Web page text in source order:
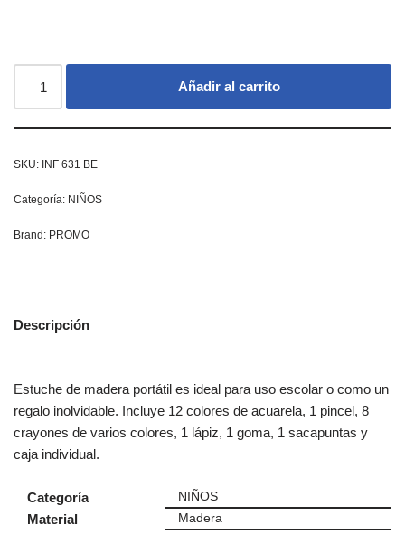
Añadir al carrito
SKU: INF 631 BE
Categoría: NIÑOS
Brand: PROMO
Descripción
Estuche de madera portátil es ideal para uso escolar o como un
regalo inolvidable. Incluye 12 colores de acuarela, 1 pincel, 8
crayones de varios colores, 1 lápiz, 1 goma, 1 sacapuntas y
caja individual.
Categoría NIÑOS
Material Madera